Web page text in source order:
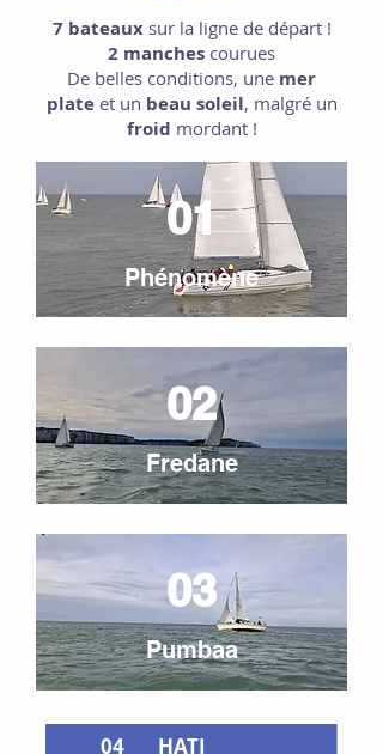
7 bateauxsur la ligne de départ !
2 manches courues
De belles conditions, une mer
plateet un beau soleil, malgré un
froid mordant !
01
Phénomène
02
Fredane
03
Pumbaa
04 HATI